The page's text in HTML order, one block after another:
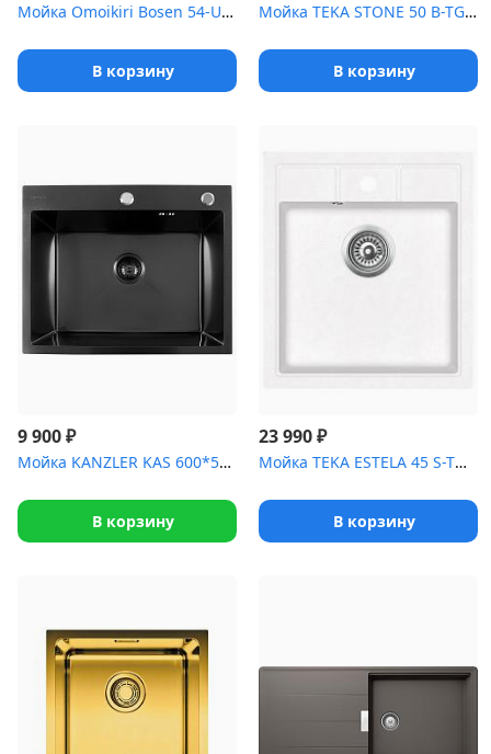
Мойка Omoikiri Bosen 54-U-WH Tetogranit/белый
В корзину
Мойка TEKA STONE 50 B-TG METALLIC GREY ручной слив
В корзину
9 900₽
Мойка KANZLER KAS 600*500 BLACK DECOR PVD (комплект)
В корзину
23 990₽
Мойка TEKA ESTELA 45 S-TQ 1B MARBLE WHITE белый белый
В корзину